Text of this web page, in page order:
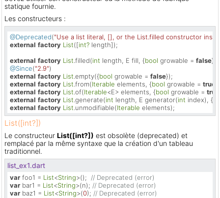
statique fournie.
Les constructeurs :
@Deprecated("Use a list literal, [], or the List.filled constructor
external factory List([int? length]);
external factory List .filled(int length, E fill, {bool growable = false
@Since("2.9"
external factory List .empty({bool growable = false
external factory List .from(Iterable elements, {bool growable = true
external factory List .of(Iterable<E> elements, {bool growable = true
external factory List .generate(int length, E generator(int index), {
external factory List .unmodifiable(Iterable elements);
List([int?])
Le constructeur List([int?]) est obsolète (deprecated) et
remplacé par la même syntaxe que la création d'un tableau
traditionnel.
list_ex1.dart
var foo1 = List<String>(); // Deprecated (error)
var bar1 = List<String>(n); // Deprecated (error)
var baz1 = List<String>(0); // Deprecated (error)